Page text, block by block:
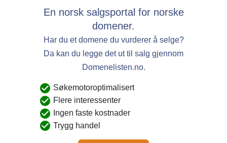
En norsk salgsportal for norske
domener.
Har du et domene du vurderer å selge?
Da kan du legge det ut til salg gjennom
Domenelisten.no.
Søkemotoroptimalisert
Flere interessenter
Ingen faste kostnader
Trygg handel